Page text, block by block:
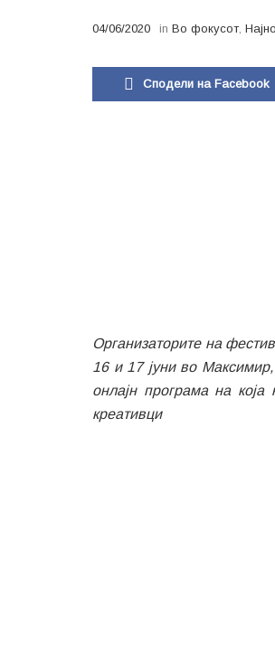
04/06/2020 in Во фокусот,
Сподели на Facebook
Организаторите на
16 и 17 јуни во
онлајн програма на која
креативци